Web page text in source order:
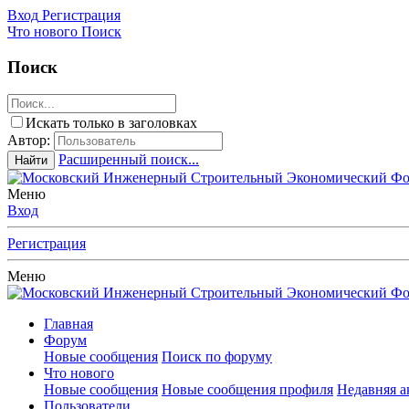
Вход Регистрация
Что нового Поиск
Поиск
Искать только в заголовках
Автор:
Найти Расширенный поиск...
Меню
Вход
Регистрация
Меню
Главная
Форум
Новые сообщения Поиск по форуму
Что нового
Новые сообщения Новые сообщения профиля Недавняя